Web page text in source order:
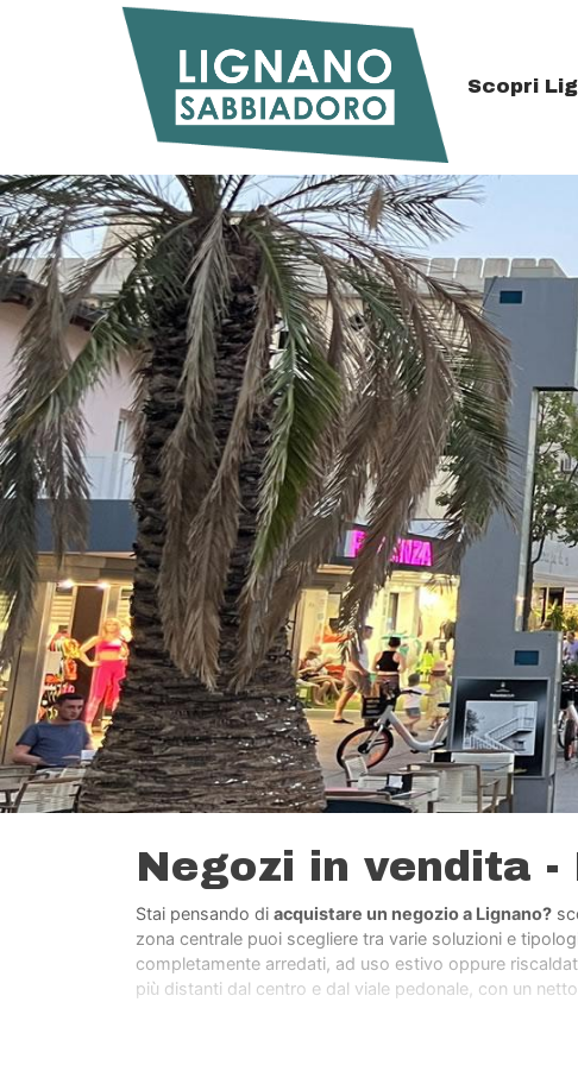
Scopri
Negozi in vendita -
Stai pensando di acquistare un negozio a Lignano?
zona centrale puoi scegliere tra varie soluzioni e
completamente arredati, ad uso estivo oppure
più distanti dal centro e dal viale pedonale, con un